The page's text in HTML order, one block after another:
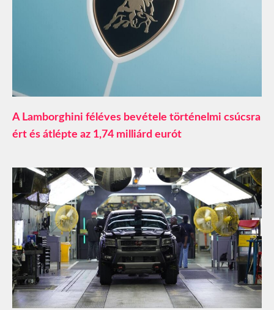
A Lamborghini féléves bevétele történelmi csúcsra
ért és átlépte az 1,74 milliárd eurót